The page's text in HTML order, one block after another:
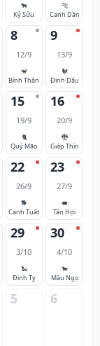
🐂
Kỷ Sửu
🐅
Canh Dần
8
12/9
🐒
Bính Thân
9
13/9
🐓
Đinh Dậu
15
19/9
🐈
Quý Mão
16
20/9
🐉
Giáp Thìn
22
26/9
🐕
Canh Tuất
23
27/9
🐖
Tân Hợi
29
3/10
🐍
Đinh Tỵ
30
4/10
🐎
Mậu Ngọ
5 6